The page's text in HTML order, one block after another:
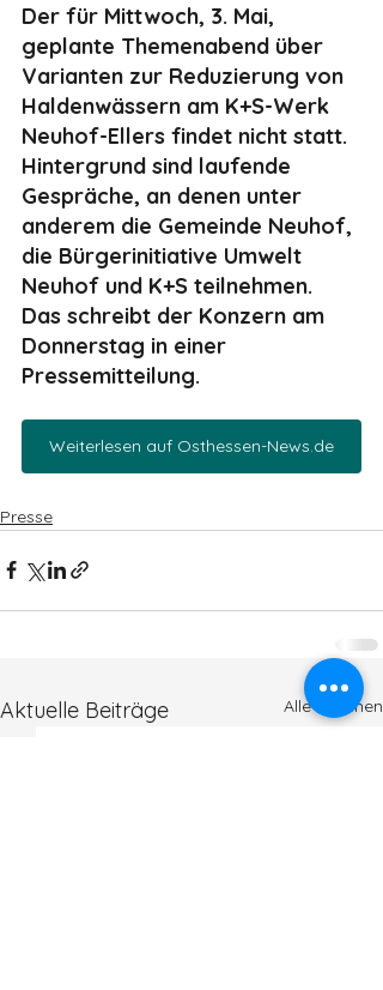
Der für Mittwoch, 3. Mai,
geplante Themenabend über
Varianten zur Reduzierung von
Haldenwässern am K+S-Werk
Neuhof-Ellers findet nicht statt.
Hintergrund sind laufende
Gespräche, an denen unter
anderem die Gemeinde Neuhof,
die Bürgerinitiative Umwelt
Neuhof und K+S teilnehmen.
Das schreibt der Konzern am
Donnerstag in einer
Pressemitteilung.
Weiterlesen auf Osthessen-News.de
Presse
Aktuelle Beiträge Alle ansehen